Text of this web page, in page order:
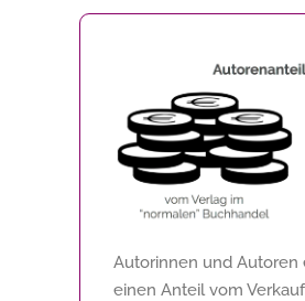
Autorinnen und Autoren
einen Anteil vom